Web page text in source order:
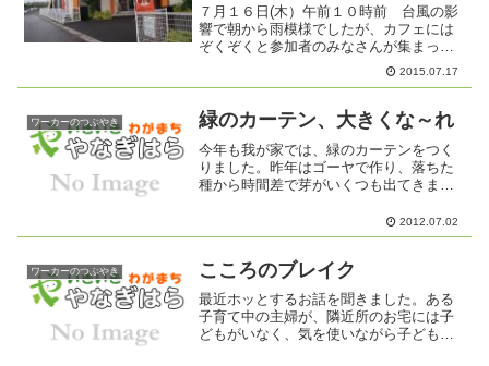
７月１６日(木）午前１０時前 台風の影
響で朝から雨模様でしたが、カフェには
ぞくぞくと参加者のみなさんが集まって
きました。この日は、小さなこどもから
お年寄りまで集いとてもにぎやかなカフ
2015.07.17
ワーカーのつぶやき 緑のカーテン、大きくな～れ
今年も我が家では、緑のカーテンをつく
りました。昨年はゴーヤで作り、落ちた
種から時間差で芽がいくつも出てきまし
朝、アサガオが小さなかわいい花をふた
つ咲かせました。昨年は、りっぱな緑の
2012.07.02
ワーカーのつぶやき こころのブレイク
最近ホッとするお話を聞きました。ある
子育て中の主婦が、隣近所のお宅には子
どもがいなく、気を使いながら子どもを